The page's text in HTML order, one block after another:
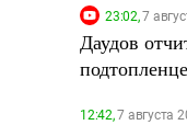
23:02,7
Даудов
12:42,7 августа